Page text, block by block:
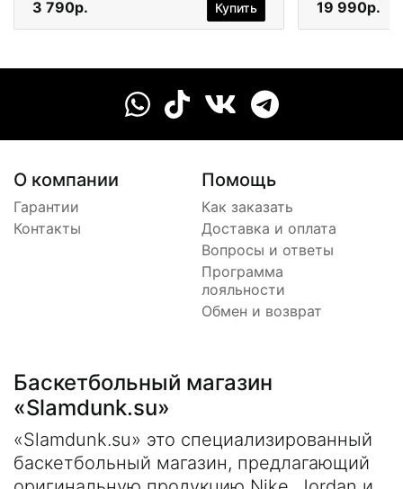
3 790р. Купить 19 990р.
О компании
Гарантии
Контакты
Помощь
Как заказать
Доставка и оплата
Вопросы и ответы
Программа
лояльности
Обмен и возврат
Баскетбольный магазин
«Slamdunk.su»
«Slamdunk.su» это специализированный
баскетбольный магазин, предлагающий